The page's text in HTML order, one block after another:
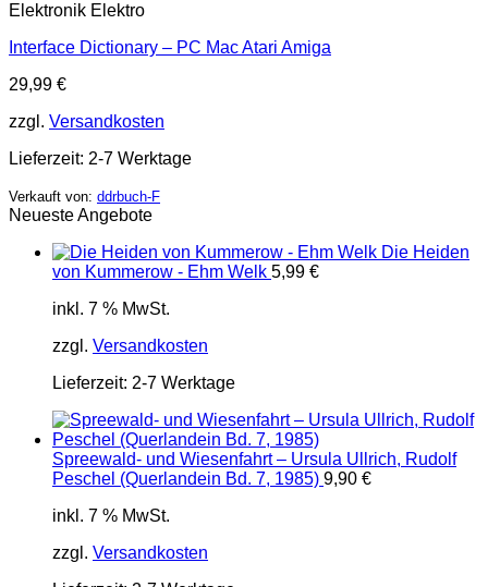
Elektronik Elektro
Interface Dictionary – PC Mac Atari Amiga
29,99 €
zzgl. Versandkosten
Lieferzeit: 2-7 Werktage
Verkauft von: ddrbuch-F
Neueste Angebote
Die Heiden
von Kummerow - Ehm Welk 5,99 €
inkl. 7 % MwSt.
zzgl. Versandkosten
Lieferzeit: 2-7 Werktage
Spreewald- und Wiesenfahrt – Ursula Ullrich, Rudolf
Peschel (Querlandein Bd. 7, 1985) 9,90 €
inkl. 7 % MwSt.
zzgl. Versandkosten